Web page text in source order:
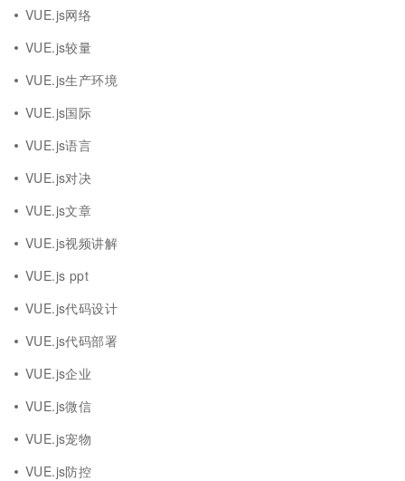
VUE.js网络
VUE.js较量
VUE.js生产环境
VUE.js国际
VUE.js语言
VUE.js对决
VUE.js文章
VUE.js视频讲解
VUE.js ppt
VUE.js代码设计
VUE.js代码部署
VUE.js企业
VUE.js微信
VUE.js宠物
VUE.js防控